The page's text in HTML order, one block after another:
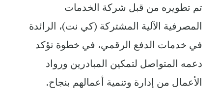
تم تطويره من قبل شركة الخدمات
المصرفية الآلية المشتركة (كي نت)، الرائدة
في خدمات الدفع الرقمي، في خطوة تؤكد
دعمه المتواصل لتمكين المبادرين ورواد
الأعمال من إدارة وتنمية أعمالهم بنجاح.